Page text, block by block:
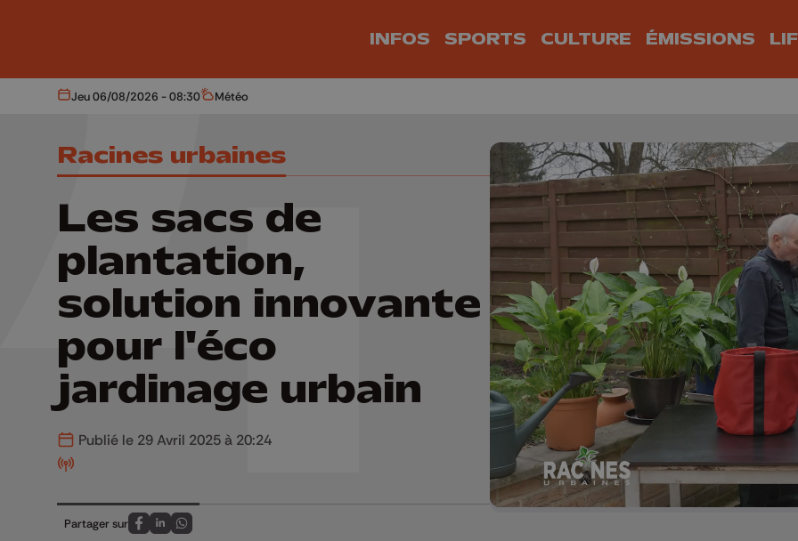
INFOS SPORTS CULTURE ÉMISSIONS
Aujourd'hui
Jeu 06/08/2026 - 08:30 Météo
Météo
Racines urbaines
Les sacs de
plantation,
solution innovante
pour l'éco
jardinage urbain
Publié le 29 Avril 2025 à 20:24
Partager sur
Partagez sur FaceBook
Partagez sur LinkedIn
Partagez sur Whatsapp
Mettre en pause